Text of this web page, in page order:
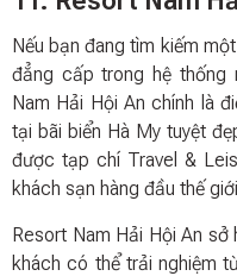
Nếu bạn đang tìm kiếm
đẳng cấp trong hệ thống
Nam Hải Hội An chính là
tại bãi biển Hà My tuyệt
được tạp chí Travel &
khách sạn hàng đầu thế
Resort Nam Hải Hội An sở
khách có thể trải nghiệm